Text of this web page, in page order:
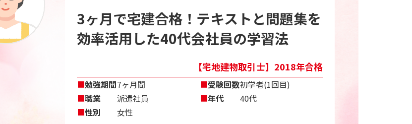
3ヶ月で宅建合格！テキストと問題集を
効率活用した40代会社員の学習法
【宅地建物取引士】2018年合格
■勉強期間7ヶ月間
■職業
派遣社員
■性別 女性
■受験回数初学者(1回目)
■年代 40代